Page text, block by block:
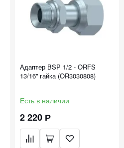
Адаптер BSP 1/2 - ORFS
13/16'' гайка (OR3030808)
Есть в наличии
2 220 Р